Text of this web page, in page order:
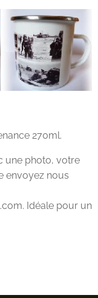
270ml.
une photo, votre
envoyez nous
Idéale pour un